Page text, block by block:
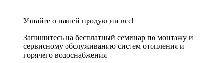
Узнайте о нашей продукции все!
Запишитесь на бесплатный семинар по монтажу и
сервисному обслуживанию систем отопления и
горячего водоснабжения